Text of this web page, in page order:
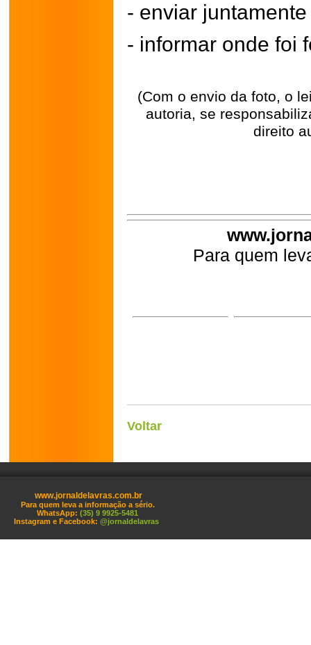
- enviar
- informar onde foi
(Com o envio da foto, o
autoria, se
direito
Para quem
Voltar
www.jornaldelavras.com.br
Para quem leva a informação a sério.
WhatsApp: (35) 9 9925-5481
Instagram e Facebook: @jornaldelavras